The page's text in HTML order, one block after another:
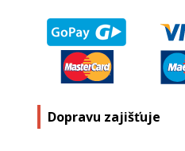
Dopravu zajišťuje